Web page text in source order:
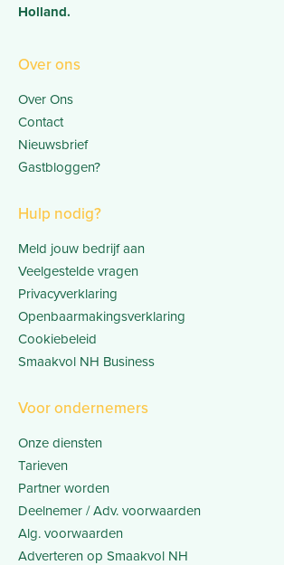
Holland.
Over ons
Over Ons
Contact
Nieuwsbrief
Gastbloggen?
Hulp nodig?
Meld jouw bedrijf aan
Veelgestelde vragen
Privacyverklaring
Openbaarmakingsverklaring
Cookiebeleid
Smaakvol NH Business
Voor ondernemers
Onze diensten
Tarieven
Partner worden
Deelnemer / Adv. voorwaarden
Alg. voorwaarden
Adverteren op Smaakvol NH